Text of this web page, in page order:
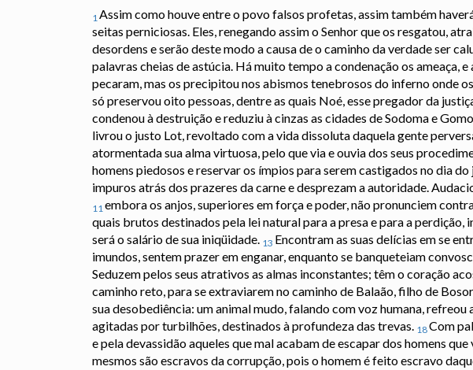
1Assim como houve entre o povo falsos profetas, assim também
seitas perniciosas. Eles, renegando assim o Senhor que os resgatou,
desordens e serão deste modo a causa de o caminho da verdade ser
palavras cheias de astúcia. Há muito tempo a condenação os ameaça, e
pecaram, mas os precipitou nos abismos tenebrosos do inferno onde
só preservou oito pessoas, dentre as quais Noé, esse pregador da
condenou à destruição e reduziu à cinzas as cidades de Sodoma e
livrou o justo Lot, revoltado com a vida dissoluta daquela gente
atormentada sua alma virtuosa, pelo que via e ouvia dos seus
homens piedosos e reservar os ímpios para serem castigados no dia do
impuros atrás dos prazeres da carne e desprezam a autoridade.
11embora os anjos, superiores em força e poder, não pronunciem
quais brutos destinados pela lei natural para a presa e para a
será o salário de sua iniqüidade. 13 Encontram as suas delícias em se
imundos, sentem prazer em enganar, enquanto se banqueteiam
Seduzem pelos seus atrativos as almas inconstantes; têm o coração
caminho reto, para se extraviarem no caminho de Balaão, filho de
sua desobediência: um animal mudo, falando com voz humana,
agitadas por turbilhões, destinados à profundeza das trevas. 18Com
e pela devassidão aqueles que mal acabam de escapar dos homens
mesmos são escravos da corrupção, pois o homem é feito escravo